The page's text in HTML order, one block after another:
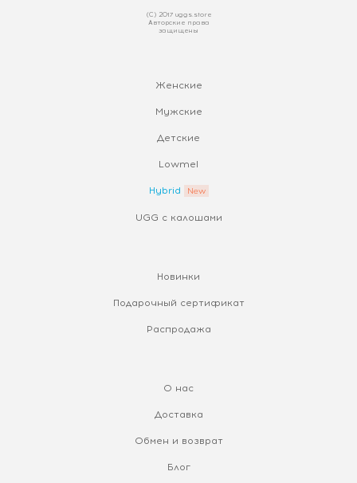
(С) 2017 uggs.store
Авторские права
защищены
Женские
Мужские
Детские
Lowmel
Hybrid
UGG с калошами
Новинки
Подарочный сертификат
Распродажа
О нас
Доставка
Обмен и возврат
Блог